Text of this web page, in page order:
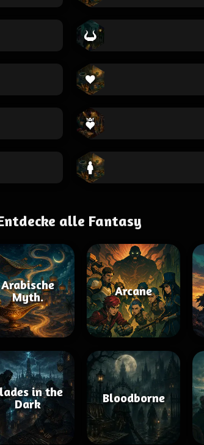
alle Fantasy
Arabische
Myth.
Arcane
in the
Dark
Bloodborne